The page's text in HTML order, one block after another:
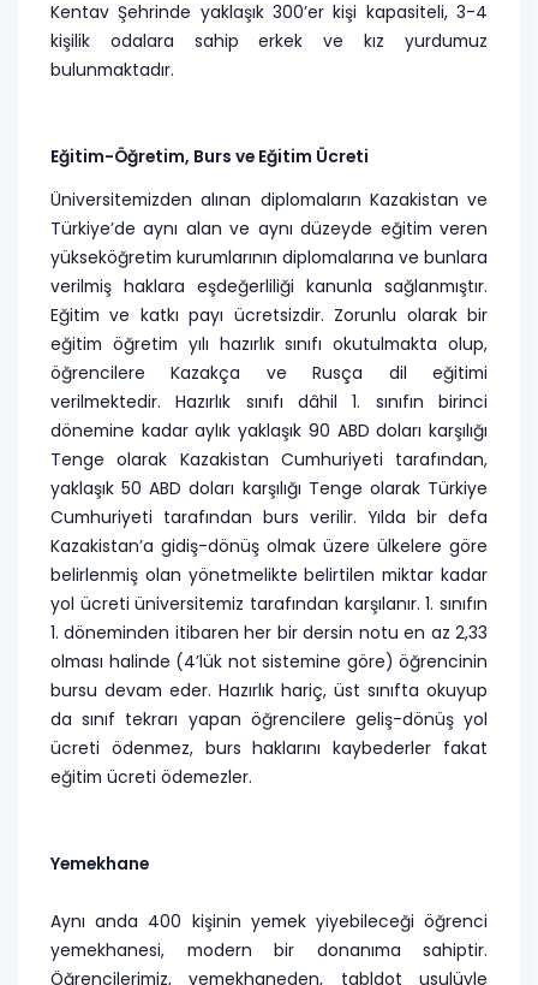
Kentav Şehrinde yaklaşık 300’er kişi kapasiteli, 3-4
kişilik odalara sahip erkek ve kız yurdumuz
bulunmaktadır.
Eğitim-Öğretim, Burs ve Eğitim Ücreti
Üniversitemizden alınan diplomaların Kazakistan ve
Türkiye’de aynı alan ve aynı düzeyde eğitim veren
yükseköğretim kurumlarının diplomalarına ve bunlara
verilmiş haklara eşdeğerliliği kanunla sağlanmıştır.
Eğitim ve katkı payı ücretsizdir. Zorunlu olarak bir
eğitim öğretim yılı hazırlık sınıfı okutulmakta olup,
öğrencilere Kazakça ve Rusça dil eğitimi
verilmektedir. Hazırlık sınıfı dâhil 1. sınıfın birinci
dönemine kadar aylık yaklaşık 90 ABD doları karşılığı
Tenge olarak Kazakistan Cumhuriyeti tarafından,
yaklaşık 50 ABD doları karşılığı Tenge olarak Türkiye
Cumhuriyeti tarafından burs verilir. Yılda bir defa
Kazakistan’a gidiş-dönüş olmak üzere ülkelere göre
belirlenmiş olan yönetmelikte belirtilen miktar kadar
yol ücreti üniversitemiz tarafından karşılanır. 1. sınıfın
1. döneminden itibaren her bir dersin notu en az 2,33
olması halinde (4’lük not sistemine göre) öğrencinin
bursu devam eder. Hazırlık hariç, üst sınıfta okuyup
da sınıf tekrarı yapan öğrencilere geliş-dönüş yol
ücreti ödenmez, burs haklarını kaybederler fakat
eğitim ücreti ödemezler.
Yemekhane
Aynı anda 400 kişinin yemek yiyebileceği öğrenci
yemekhanesi, modern bir donanıma sahiptir.
Öğrencilerimiz, yemekhaneden, tabldot usulüyle